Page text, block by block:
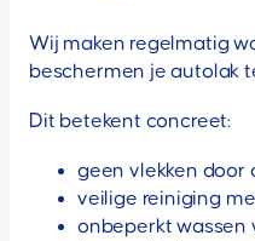
Wij maken regelmatig
beschermen je autolak
Dit betekent concreet:
geen vlekken door
veilige reiniging
onbeperkt wassen